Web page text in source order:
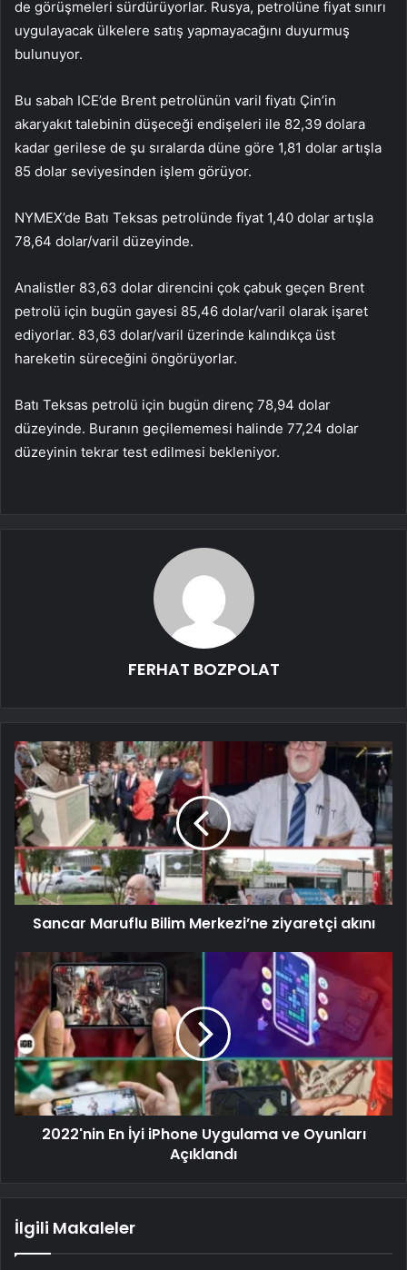
de görüşmeleri sürdürüyorlar. Rusya, petrolüne fiyat sınırı
uygulayacak ülkelere satış yapmayacağını duyurmuş
bulunuyor.
Bu sabah ICE’de Brent petrolünün varil fiyatı Çin’in
akaryakıt talebinin düşeceği endişeleri ile 82,39 dolara
kadar gerilese de şu sıralarda düne göre 1,81 dolar artışla
85 dolar seviyesinden işlem görüyor.
NYMEX’de Batı Teksas petrolünde fiyat 1,40 dolar artışla
78,64 dolar/varil düzeyinde.
Analistler 83,63 dolar direncini çok çabuk geçen Brent
petrolü için bugün gayesi 85,46 dolar/varil olarak işaret
ediyorlar. 83,63 dolar/varil üzerinde kalındıkça üst
hareketin süreceğini öngörüyorlar.
Batı Teksas petrolü için bugün direnç 78,94 dolar
düzeyinde. Buranın geçilememesi halinde 77,24 dolar
düzeyinin tekrar test edilmesi bekleniyor.
FERHAT BOZPOLAT
Sancar Maruflu Bilim Merkezi’ne ziyaretçi akını
2022'nin En İyi iPhone Uygulama ve Oyunları
Açıklandı
İlgili Makaleler